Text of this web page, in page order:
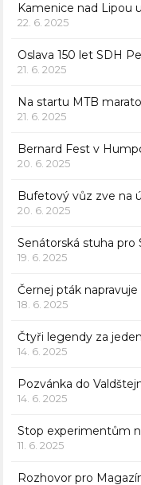
Kamenice nad Lipou
22. 6. 2025
Oslava 150 let SDH
21. 6. 2025
Na startu MTB
21. 6. 2025
Bernard Fest v
20. 6. 2025
Bufetový vůz zve na
20. 6. 2025
Senátorská stuha pro
19. 6. 2025
Černej pták
18. 6. 2025
Čtyři legendy za
14. 6. 2025
Pozvánka do
14. 6. 2025
Stop experimentům
11. 6. 2025
Rozhovor pro